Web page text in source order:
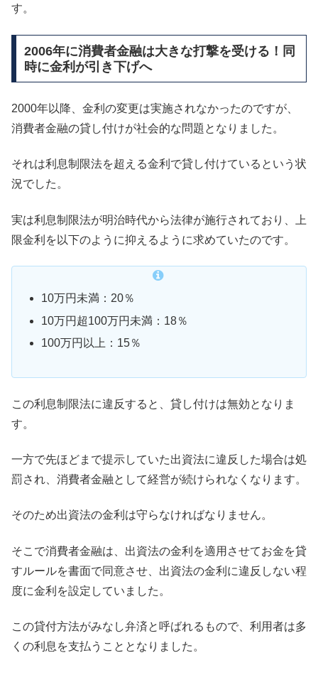
す。
2006年に消費者金融は大きな打撃を受ける！同
時に金利が引き下げへ
2000年以降、金利の変更は実施されなかったのですが、
消費者金融の貸し付けが社会的な問題となりました。
それは利息制限法を超える金利で貸し付けているという状
況でした。
実は利息制限法が明治時代から法律が施行されており、上
限金利を以下のように抑えるように求めていたのです。
10万円未満：20％
10万円超100万円未満：18％
100万円以上：15％
この利息制限法に違反すると、貸し付けは無効となりま
す。
一方で先ほどまで提示していた出資法に違反した場合は処
罰され、消費者金融として経営が続けられなくなります。
そのため出資法の金利は守らなければなりません。
そこで消費者金融は、出資法の金利を適用させてお金を貸
すルールを書面で同意させ、出資法の金利に違反しない程
度に金利を設定していました。
この貸付方法がみなし弁済と呼ばれるもので、利用者は多
くの利息を支払うこととなりました。